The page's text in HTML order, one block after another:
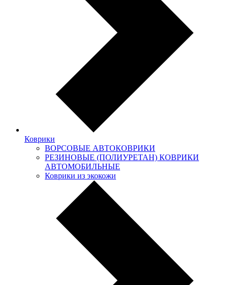
Коврики
ВОРСОВЫЕ АВТОКОВРИКИ
РЕЗИНОВЫЕ (ПОЛИУРЕТАН) КОВРИКИ
АВТОМОБИЛЬНЫЕ
Коврики из экокожи